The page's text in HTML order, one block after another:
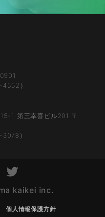
）
1 第三幸喜ビル201 〒
）
kaikei inc.
個人情報保護方針